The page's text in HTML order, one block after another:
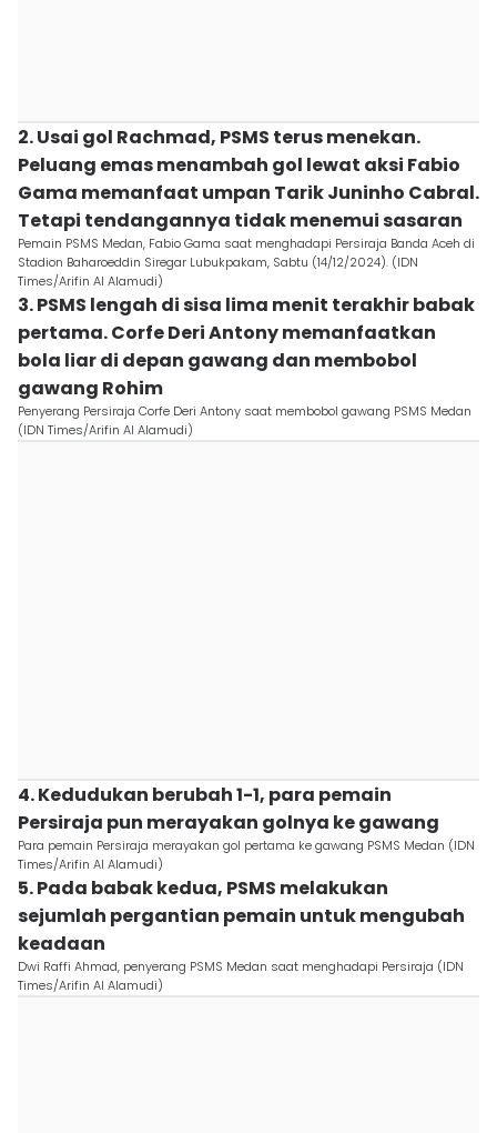
2. Usai gol Rachmad, PSMS terus menekan.
Peluang emas menambah gol lewat aksi Fabio
Gama memanfaat umpan Tarik Juninho Cabral.
Tetapi tendangannya tidak menemui sasaran
Pemain PSMS Medan, Fabio Gama saat menghadapi Persiraja Banda Aceh di
Stadion Baharoeddin Siregar Lubukpakam, Sabtu (14/12/2024). (IDN
Times/Arifin Al Alamudi)
3. PSMS lengah di sisa lima menit terakhir babak
pertama. Corfe Deri Antony memanfaatkan
bola liar di depan gawang dan membobol
gawang Rohim
Penyerang Persiraja Corfe Deri Antony saat membobol gawang PSMS Medan
(IDN Times/Arifin Al Alamudi)
4. Kedudukan berubah 1-1, para pemain
Persiraja pun merayakan golnya ke gawang
Para pemain Persiraja merayakan gol pertama ke gawang PSMS Medan (IDN
Times/Arifin Al Alamudi)
5. Pada babak kedua, PSMS melakukan
sejumlah pergantian pemain untuk mengubah
keadaan
Dwi Raffi Ahmad, penyerang PSMS Medan saat menghadapi Persiraja (IDN
Times/Arifin Al Alamudi)